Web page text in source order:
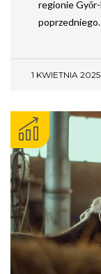
regionie
1 KWIETNIA 2025